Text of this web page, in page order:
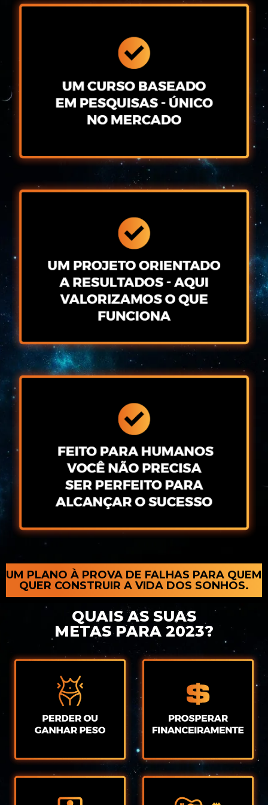
UM PLANO À PROVA DE FALHAS PARA QUEM
QUER CONSTRUIR A VIDA DOS SONHOS.
QUAIS AS SUAS
METAS PARA 2023?